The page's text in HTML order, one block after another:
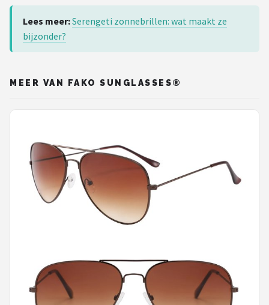
Lees meer:Serengeti zonnebrillen: wat maakt ze
bijzonder?
MEER VAN FAKO SUNGLASSES®